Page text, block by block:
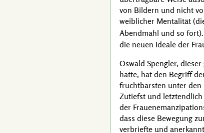
von Bildern und nicht
weiblicher Mentalität
Abendmahl und so
die neuen Ideale der
Oswald Spengler, dieser
hatte, hat den Begriff
fruchtbarsten unter den
Zutiefst und
der
dass diese Bewegung
verbriefte und